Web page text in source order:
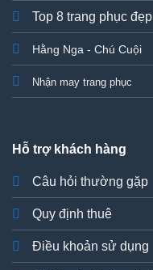
Top 8 trang phục đẹp
Hằng Nga - Chú Cuội
Nhận may trang phục
Hỗ trợ khách hàng
Câu hỏi thường gặp
Quy định thuê
Điều khoản sử dụng